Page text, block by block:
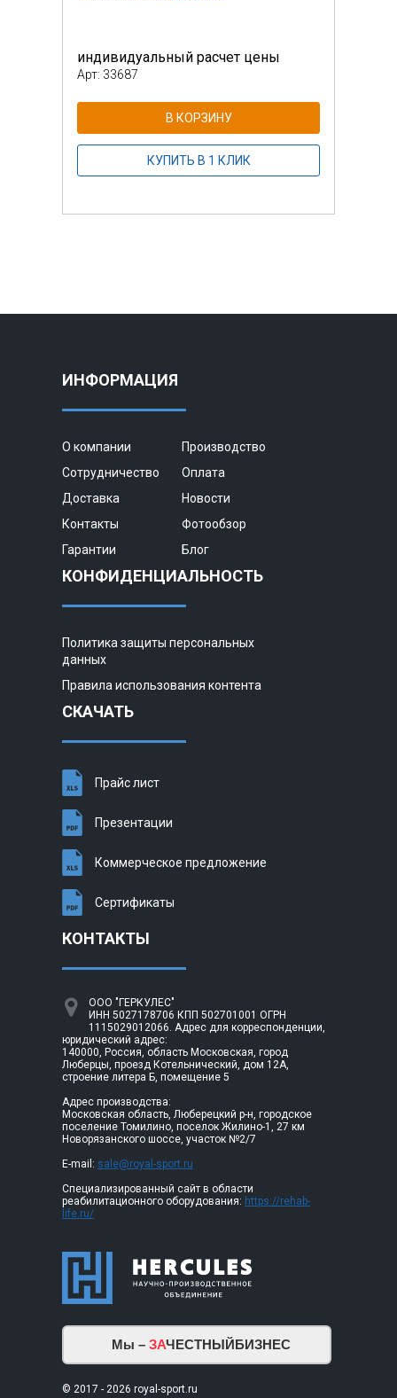
индивидуальный расчет цены
Арт: 33687
В КОРЗИНУ
КУПИТЬ В 1 КЛИК
ИНФОРМАЦИЯ
О компании
Производство
Сотрудничество
Оплата
Доставка
Новости
Контакты
Фотообзор
Гарантии
Блог
КОНФИДЕНЦИАЛЬНОСТЬ
Политика защиты персональных
данных
Правила использования контента
СКАЧАТЬ
Прайс лист
Презентации
Коммерческое предложение
Сертификаты
КОНТАКТЫ
ООО "ГЕРКУЛЕС"
ИНН 5027178706 КПП 502701001 ОГРН
1115029012066. Адрес для корреспонденции,
юридический адрес:
140000, Россия, область Московская, город
Люберцы, проезд Котельнический, дом 12А,
строение литера Б, помещение 5
Адрес производства:
Московская область, Люберецкий р-н, городское
поселение Томилино, поселок Жилино-1, 27 км
Новорязанского шоссе, участок №2/7
E-mail: sale@royal-sport.ru
Специализированный сайт в области
реабилитационного оборудования: https://rehab-
life.ru/
Мы – ЗАЧЕСТНЫЙБИЗНЕС
© 2017 - 2026 royal-sport.ru